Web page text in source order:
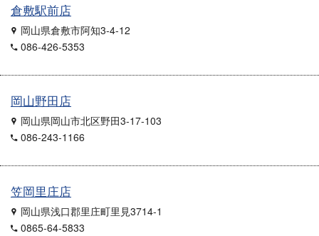
倉敷駅前店
岡山県倉敷市阿知3-4-12
086-426-5353
岡山野田店
岡山県岡山市北区野田3-17-103
086-243-1166
笠岡里庄店
岡山県浅口郡里庄町里見3714-1
0865-64-5833